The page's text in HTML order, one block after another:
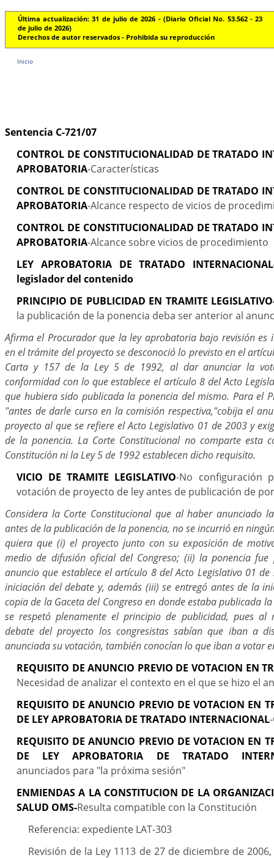
Última actualización: 31 de julio de 2026 - (Diario Oficial No. 53.562 - 23
de julio de 2026)
Derechos de autor reservados - Prohibida su reproducción
Inicio
Sentencia C-721/07
CONTROL DE CONSTITUCIONALIDAD DE TRATADO
APROBATORIA-Características
CONTROL DE CONSTITUCIONALIDAD DE TRATADO
APROBATORIA-Alcance respecto de vicios de
CONTROL DE CONSTITUCIONALIDAD DE TRATADO
APROBATORIA-Alcance sobre vicios de procedimiento
LEY APROBATORIA DE TRATADO
legislador del contenido
PRINCIPIO DE PUBLICIDAD EN TRAMITE
la publicación de la ponencia deba ser anterior al
Afirma el Procurador que la ley aprobatoria bajo revisión es
en el trámite del proyecto se desconoció lo previsto en el
Carta y 157 de la Ley 5 de 1992, al dar anunciar la
conformidad con lo que establece el artículo 8 del Acto
que hubiera sido publicada la ponencia del mismo. Para el
"antes de darle curso en la comisión respectiva,"cobija el
proyecto al que se refiere el Acto Legislativo 01 de 2003 y
de la ponencia. La Corte Constitucional no comparte esta
Constitución ni la Ley 5 de 1992 establecen dicho requisito.
VICIO DE TRAMITE LEGISLATIVO-No configuración
votación de proyecto de ley antes de publicación de
Considera la Corte Constitucional que al haber anunciado
antes de la publicación de la ponencia, no se incurrió en
quiera que (i) el proyecto junto con su exposición de
medio de difusión oficial del Congreso; (ii) la ponencia fue
anuncio que establece el artículo 8 del Acto Legislativo 01
iniciación del debate y, además (iii) se entregó antes de la
copia de la Gaceta del Congreso en donde estaba publicada
se respetó plenamente el principio de publicidad, pues al
debate del proyecto los congresistas sabían que iban a
anunciada su votación, también conocían lo que iban a votar
REQUISITO DE ANUNCIO PREVIO DE VOTACION EN
Necesidad de analizar el contexto en el que se hizo el
REQUISITO DE ANUNCIO PREVIO DE VOTACION EN
DE LEY APROBATORIA DE TRATADO INTERNACIONAL
REQUISITO DE ANUNCIO PREVIO DE VOTACION EN
DE LEY APROBATORIA DE TRATADO
anunciados para "la próxima sesión"
ENMIENDAS A LA CONSTITUCION DE LA
SALUD OMS-Resulta compatible con la Constitución
Referencia: expediente LAT-303
Revisión de la Ley 1113 de 27 de diciembre de